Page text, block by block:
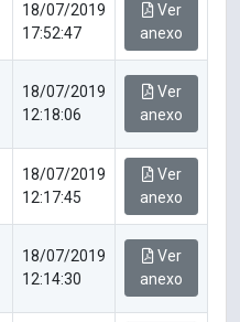
18/07/2019
17:52:47
Ver
anexo
18/07/2019
12:18:06
Ver
anexo
18/07/2019
12:17:45
Ver
anexo
18/07/2019
12:14:30
Ver
anexo